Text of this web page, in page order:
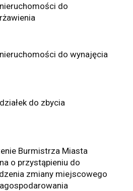
do
do wynajęcia
do zbycia
Burmistrza Miasta
o przystąpieniu do
zmiany miejscowego